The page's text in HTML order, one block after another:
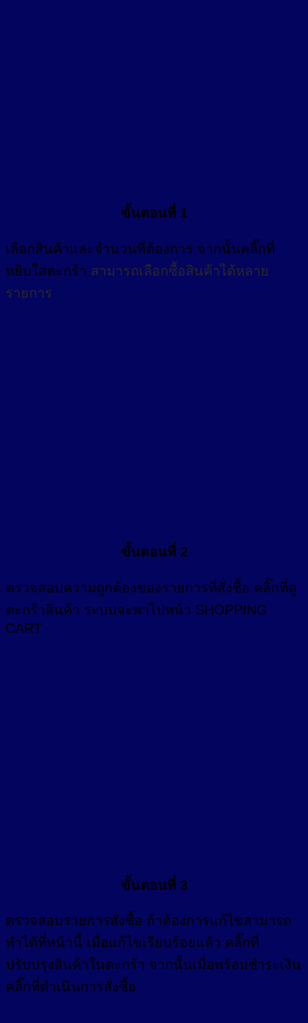
ขั้นตอนที่ 1
เลือกสินค้าและจำนวนที่ต้องการ จากนั้นคลิ๊กที่
หยิบใส่ตะกร้า สามารถเลือกซื้อสินค้าได้หลาย
รายการ
ขั้นตอนที่ 2
ตรวจสอบความถูกต้องของรายการที่สั่งซื้อ คลิ๊กที่ดู
ตะกร้าสินค้า ระบบจะพาไปหน้า SHOPPING
CART
ขั้นตอนที่ 3
ตรวจสอบรายการสั่งซื้อ ถ้าต้องการแก้ไขสามารถ
ทำได้ที่หน้านี้ เมื่อแก้ไขเรียบร้อยแล้ว คลิ๊กที่
ปรับปรุงสินค้าในตะกร้า จากนั้นเมื่อพร้อมชำระเงิน
คลิ๊กที่ดำเนินการสั่งซื้อ